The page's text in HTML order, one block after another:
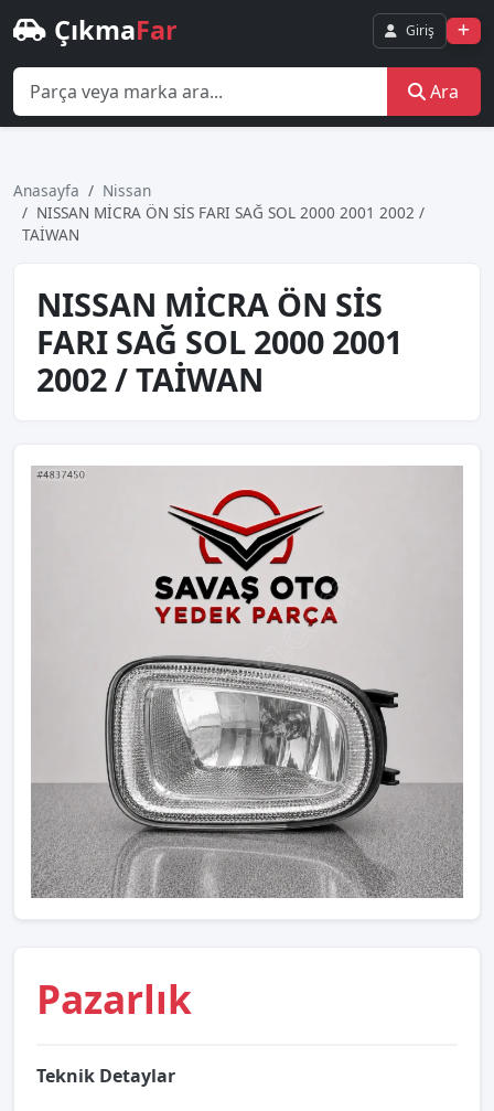
ÇıkmaFar Giriş
Ara
Anasayfa
Nissan
NISSAN MİCRA ÖN SİS FARI SAĞ SOL 2000 2001 2002 /
TAİWAN
NISSAN MİCRA ÖN SİS
FARI SAĞ SOL 2000 2001
2002 / TAİWAN
Pazarlık
Teknik Detaylar